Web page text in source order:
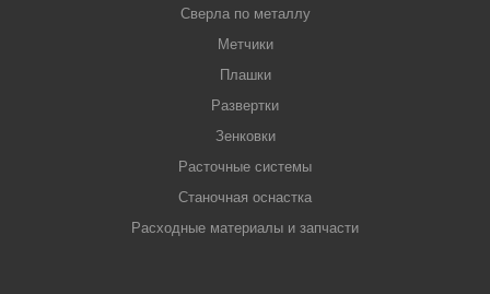
Сверла по металлу
Метчики
Плашки
Развертки
Зенковки
Расточные системы
Станочная оснастка
Расходные материалы и запчасти